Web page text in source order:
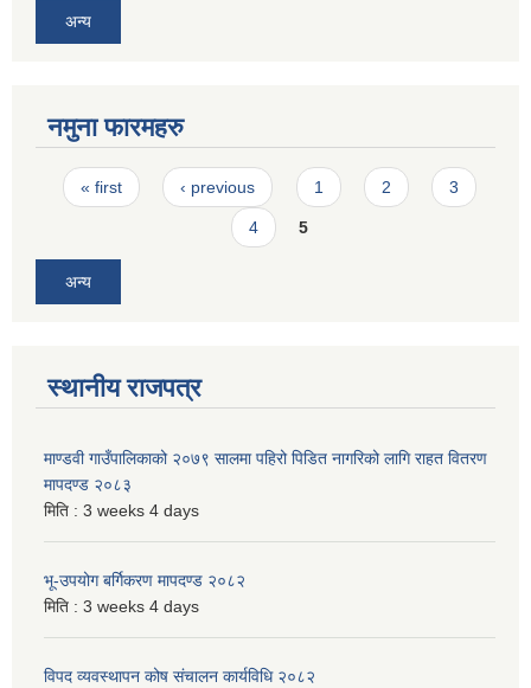
अन्य
नमुना फारमहरु
Pages
« first ‹ previous 1 2 3
4 5
अन्य
स्थानीय राजपत्र
माण्डवी गाउँपालिकाको २०७९ सालमा पहिरो पिडित नागरिको लागि राहत वितरण
मापदण्ड २०८३
मिति : 3 weeks 4 days
भू-उपयोग बर्गिकरण मापदण्ड २०८२
मिति : 3 weeks 4 days
विपद व्यवस्थापन कोष संचालन कार्यविधि २०८२